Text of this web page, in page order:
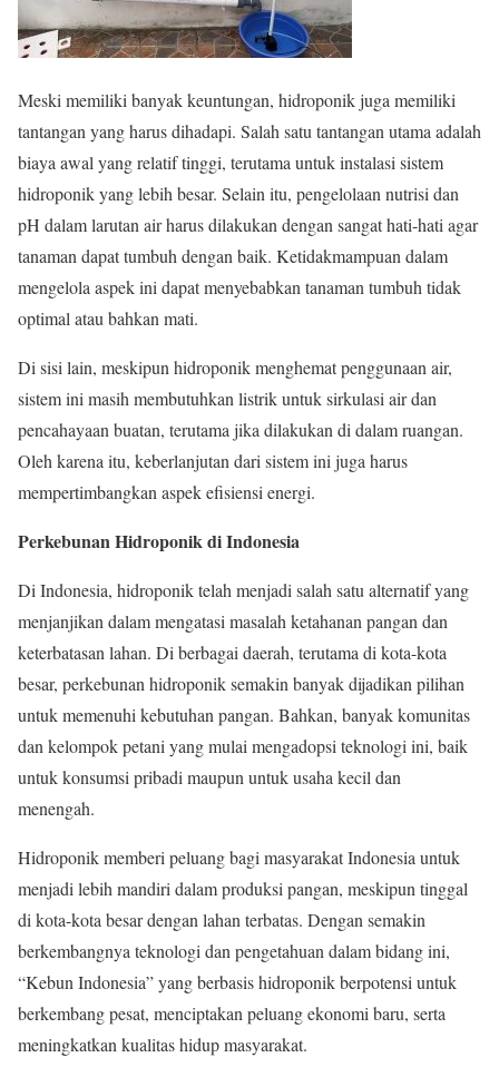
Meski memiliki banyak keuntungan, hidroponik juga memiliki
tantangan yang harus dihadapi. Salah satu tantangan utama adalah
biaya awal yang relatif tinggi, terutama untuk instalasi sistem
hidroponik yang lebih besar. Selain itu, pengelolaan nutrisi dan
pH dalam larutan air harus dilakukan dengan sangat hati-hati agar
tanaman dapat tumbuh dengan baik. Ketidakmampuan dalam
mengelola aspek ini dapat menyebabkan tanaman tumbuh tidak
optimal atau bahkan mati.
Di sisi lain, meskipun hidroponik menghemat penggunaan air,
sistem ini masih membutuhkan listrik untuk sirkulasi air dan
pencahayaan buatan, terutama jika dilakukan di dalam ruangan.
Oleh karena itu, keberlanjutan dari sistem ini juga harus
mempertimbangkan aspek efisiensi energi.
Perkebunan Hidroponik di Indonesia
Di Indonesia, hidroponik telah menjadi salah satu alternatif yang
menjanjikan dalam mengatasi masalah ketahanan pangan dan
keterbatasan lahan. Di berbagai daerah, terutama di kota-kota
besar, perkebunan hidroponik semakin banyak dijadikan pilihan
untuk memenuhi kebutuhan pangan. Bahkan, banyak komunitas
dan kelompok petani yang mulai mengadopsi teknologi ini, baik
untuk konsumsi pribadi maupun untuk usaha kecil dan
menengah.
Hidroponik memberi peluang bagi masyarakat Indonesia untuk
menjadi lebih mandiri dalam produksi pangan, meskipun tinggal
di kota-kota besar dengan lahan terbatas. Dengan semakin
berkembangnya teknologi dan pengetahuan dalam bidang ini,
“Kebun Indonesia” yang berbasis hidroponik berpotensi untuk
berkembang pesat, menciptakan peluang ekonomi baru, serta
meningkatkan kualitas hidup masyarakat.